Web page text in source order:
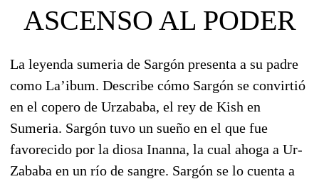
ASCENSO AL PODER
La leyenda sumeria de Sargón presenta a su padre
como La’ibum. Describe cómo Sargón se convirtió
en el copero de Urzababa, el rey de Kish en
Sumeria. Sargón tuvo un sueño en el que fue
favorecido por la diosa Inanna, la cual ahoga a Ur-
Zababa en un río de sangre. Sargón se lo cuenta a